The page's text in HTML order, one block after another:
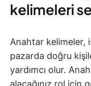
kelimeleri
Anahtar kelimeler,
pazarda doğru
yardımcı olur.
alacağınız rol için